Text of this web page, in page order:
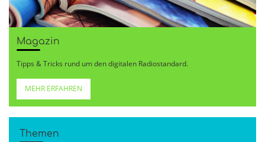
Magazin
Tipps & Tricks rund um den digitalen Radiostandard.
MEHR ERFAHREN
Themen